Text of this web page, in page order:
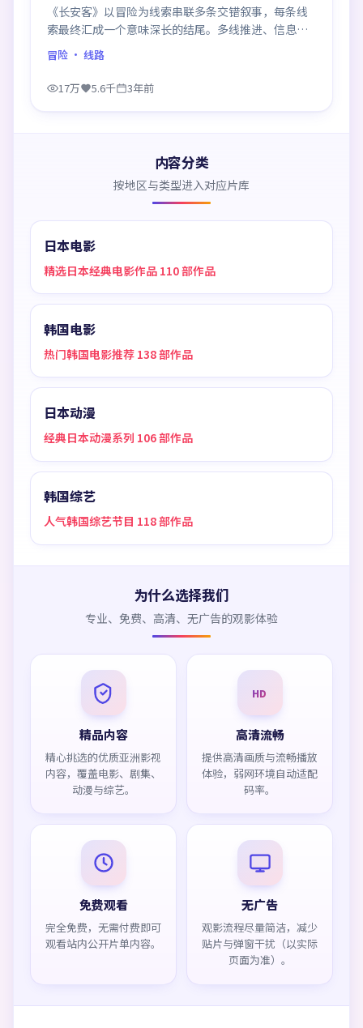
《长安客》以冒险为线索串联多条交错叙事，每条线
索最终汇成一个意味深长的结尾。多线推进、信息密
度大，二刷时仍有新发现。
冒险 · 线路
17万 5.6千 3年前
内容分类
按地区与类型进入对应片库
日本电影
精选日本经典电影作品 110 部作品
韩国电影
热门韩国电影推荐 138 部作品
日本动漫
经典日本动漫系列 106 部作品
韩国综艺
人气韩国综艺节目 118 部作品
为什么选择我们
专业、免费、高清、无广告的观影体验
精品内容
精心挑选的优质亚洲影视
内容，覆盖电影、剧集、
动漫与综艺。
HD
高清流畅
提供高清画质与流畅播放
体验，弱网环境自动适配
码率。
免费观看
完全免费，无需付费即可
观看站内公开片单内容。
无广告
观影流程尽量简洁，减少
贴片与弹窗干扰（以实际
页面为准）。